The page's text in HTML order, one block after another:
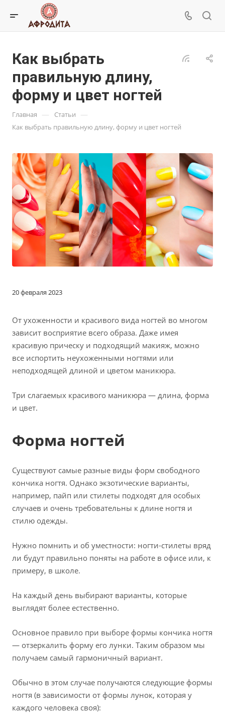
Как выбрать
правильную длину,
форму и цвет ногтей
Главная — Статьи —
Как выбрать правильную длину, форму и цвет ногтей
20 февраля 2023
От ухоженности и красивого вида ногтей во многом
зависит восприятие всего образа. Даже имея
красивую прическу и подходящий макияж, можно
все испортить неухоженными ногтями или
неподходящей длиной и цветом маникюра.
Три слагаемых красивого маникюра — длина, форма
и цвет.
Форма ногтей
Существуют самые разные виды форм свободного
кончика ногтя. Однако экзотические варианты,
например, пайп или стилеты подходят для особых
случаев и очень требовательны к длине ногтя и
стилю одежды.
Нужно помнить и об уместности: ногти-стилеты вряд
ли будут правильно поняты на работе в офисе или, к
примеру, в школе.
На каждый день выбирают варианты, которые
выглядят более естественно.
Основное правило при выборе формы кончика ногтя
— отзеркалить форму его лунки. Таким образом мы
получаем самый гармоничный вариант.
Обычно в этом случае получаются следующие формы
ногтя (в зависимости от формы лунок, которая у
каждого человека своя):